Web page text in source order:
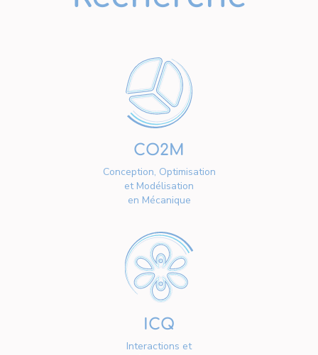
CO2M
Conception, Optimisation
et Modélisation
en Mécanique
ICQ
Interactions et